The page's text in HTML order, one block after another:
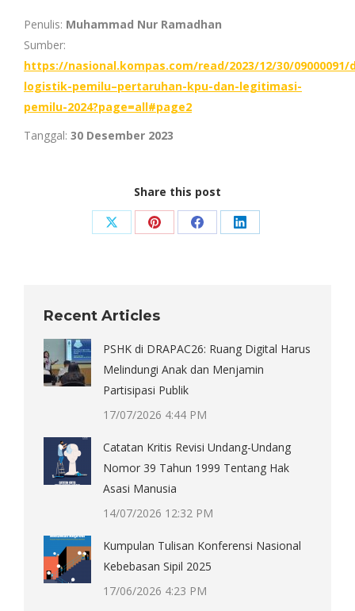
Penulis: Muhammad Nur Ramadhan
Sumber:
https://nasional.kompas.com/read/2023/12/30/
logistik-pemilu–pertaruhan-kpu-dan-legitimasi-
pemilu-2024?page=all#page2
Tanggal: 30 Desember 2023
Share this post
Share Share Share Share
Recent Articles
PSHK di DRAPAC26: Ruang Digital Harus
Melindungi Anak dan Menjamin
Partisipasi Publik
17/07/2026 4:44 PM
Catatan Kritis Revisi Undang-Undang
Nomor 39 Tahun 1999 Tentang Hak
Asasi Manusia
14/07/2026 12:32 PM
Kumpulan Tulisan Konferensi Nasional
Kebebasan Sipil 2025
17/06/2026 4:23 PM